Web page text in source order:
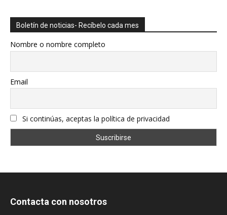
Boletín de noticias- Recíbelo cada mes
Nombre o nombre completo
Email
Si continúas, aceptas la política de privacidad
Contacta con nosotros